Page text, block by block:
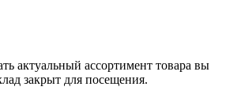
актуальный ассортимент товара вы
закрыт для посещения.